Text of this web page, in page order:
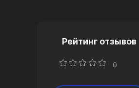
Рейтинг отзывов
0